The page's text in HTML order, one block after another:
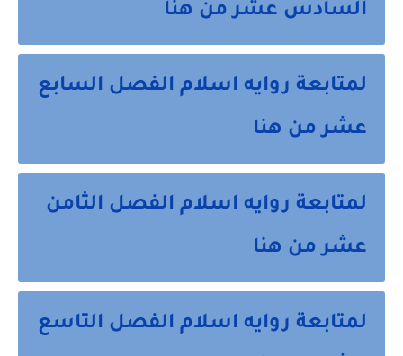
السادس عشر من هنا
لمتابعة روايه اسلام الفصل السابع
عشر من هنا
لمتابعة روايه اسلام الفصل الثامن
عشر من هنا
لمتابعة روايه اسلام الفصل التاسع